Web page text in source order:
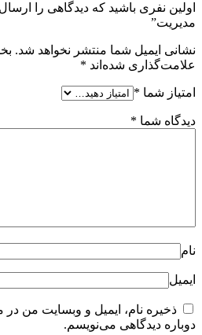
اولین نفری باشید که دیدگاهی را
مدیریت”
نشانی ایمیل شما منتشر نخواهد شد.
علامت‌گذاری شده‌اند *
امتیاز شما *
دیدگاه شما *
نام
ایمیل
ذخیره نام، ایمیل و وبسایت من
دوباره دیدگاهی می‌نویسم.